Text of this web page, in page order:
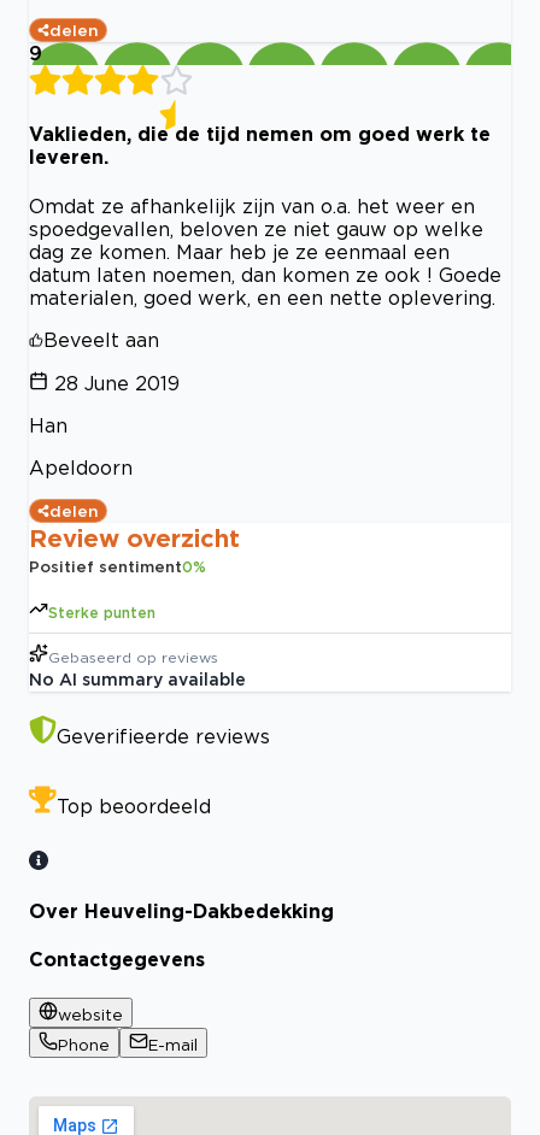
delen
9
Vaklieden, die de tijd nemen om goed werk te
leveren.
Omdat ze afhankelijk zijn van o.a. het weer en
spoedgevallen, beloven ze niet gauw op welke
dag ze komen. Maar heb je ze eenmaal een
datum laten noemen, dan komen ze ook ! Goede
materialen, goed werk, en een nette oplevering.
Beveelt aan
28 June 2019
Han
Apeldoorn
delen
Review overzicht
Positief sentiment0%
Sterke punten
Gebaseerd op reviews
No AI summary available
Geverifieerde reviews
Top beoordeeld
Over Heuveling-Dakbedekking
Contactgegevens
website
Phone
E-mail